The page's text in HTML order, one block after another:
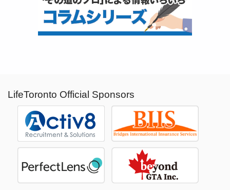
LifeToronto Official Sponsors